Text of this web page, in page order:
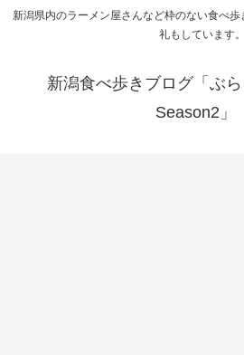
新潟県内のラーメン屋さんなど枠のない食べ
礼もしています。
新潟食べ歩きブログ「ぶ
Season2」